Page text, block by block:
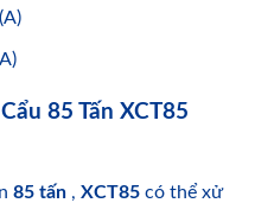
85 Tấn XCT85
85 tấn , XCT85 có thể xử